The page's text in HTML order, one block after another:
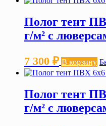
Полог тент
г/м² с
7 300 ₽ В корзину
Полог тент
г/м² с